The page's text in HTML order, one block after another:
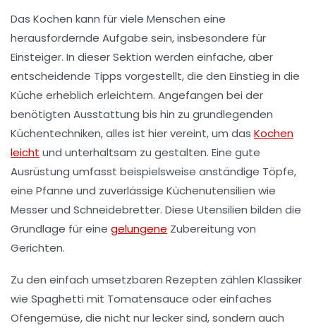
Das Kochen kann für viele Menschen eine
herausfordernde Aufgabe sein, insbesondere für
Einsteiger. In dieser Sektion werden einfache, aber
entscheidende Tipps vorgestellt, die den Einstieg in die
Küche erheblich erleichtern. Angefangen bei der
benötigten Ausstattung bis hin zu grundlegenden
Küchentechniken, alles ist hier vereint, um das Kochen
leicht und unterhaltsam zu gestalten. Eine gute
Ausrüstung umfasst beispielsweise anständige Töpfe,
eine Pfanne und zuverlässige Küchenutensilien wie
Messer und Schneidebretter. Diese Utensilien bilden die
Grundlage für eine gelungene Zubereitung von
Gerichten.
Zu den einfach umsetzbaren Rezepten zählen Klassiker
wie Spaghetti mit Tomatensauce oder einfaches
Ofengemüse, die nicht nur lecker sind, sondern auch